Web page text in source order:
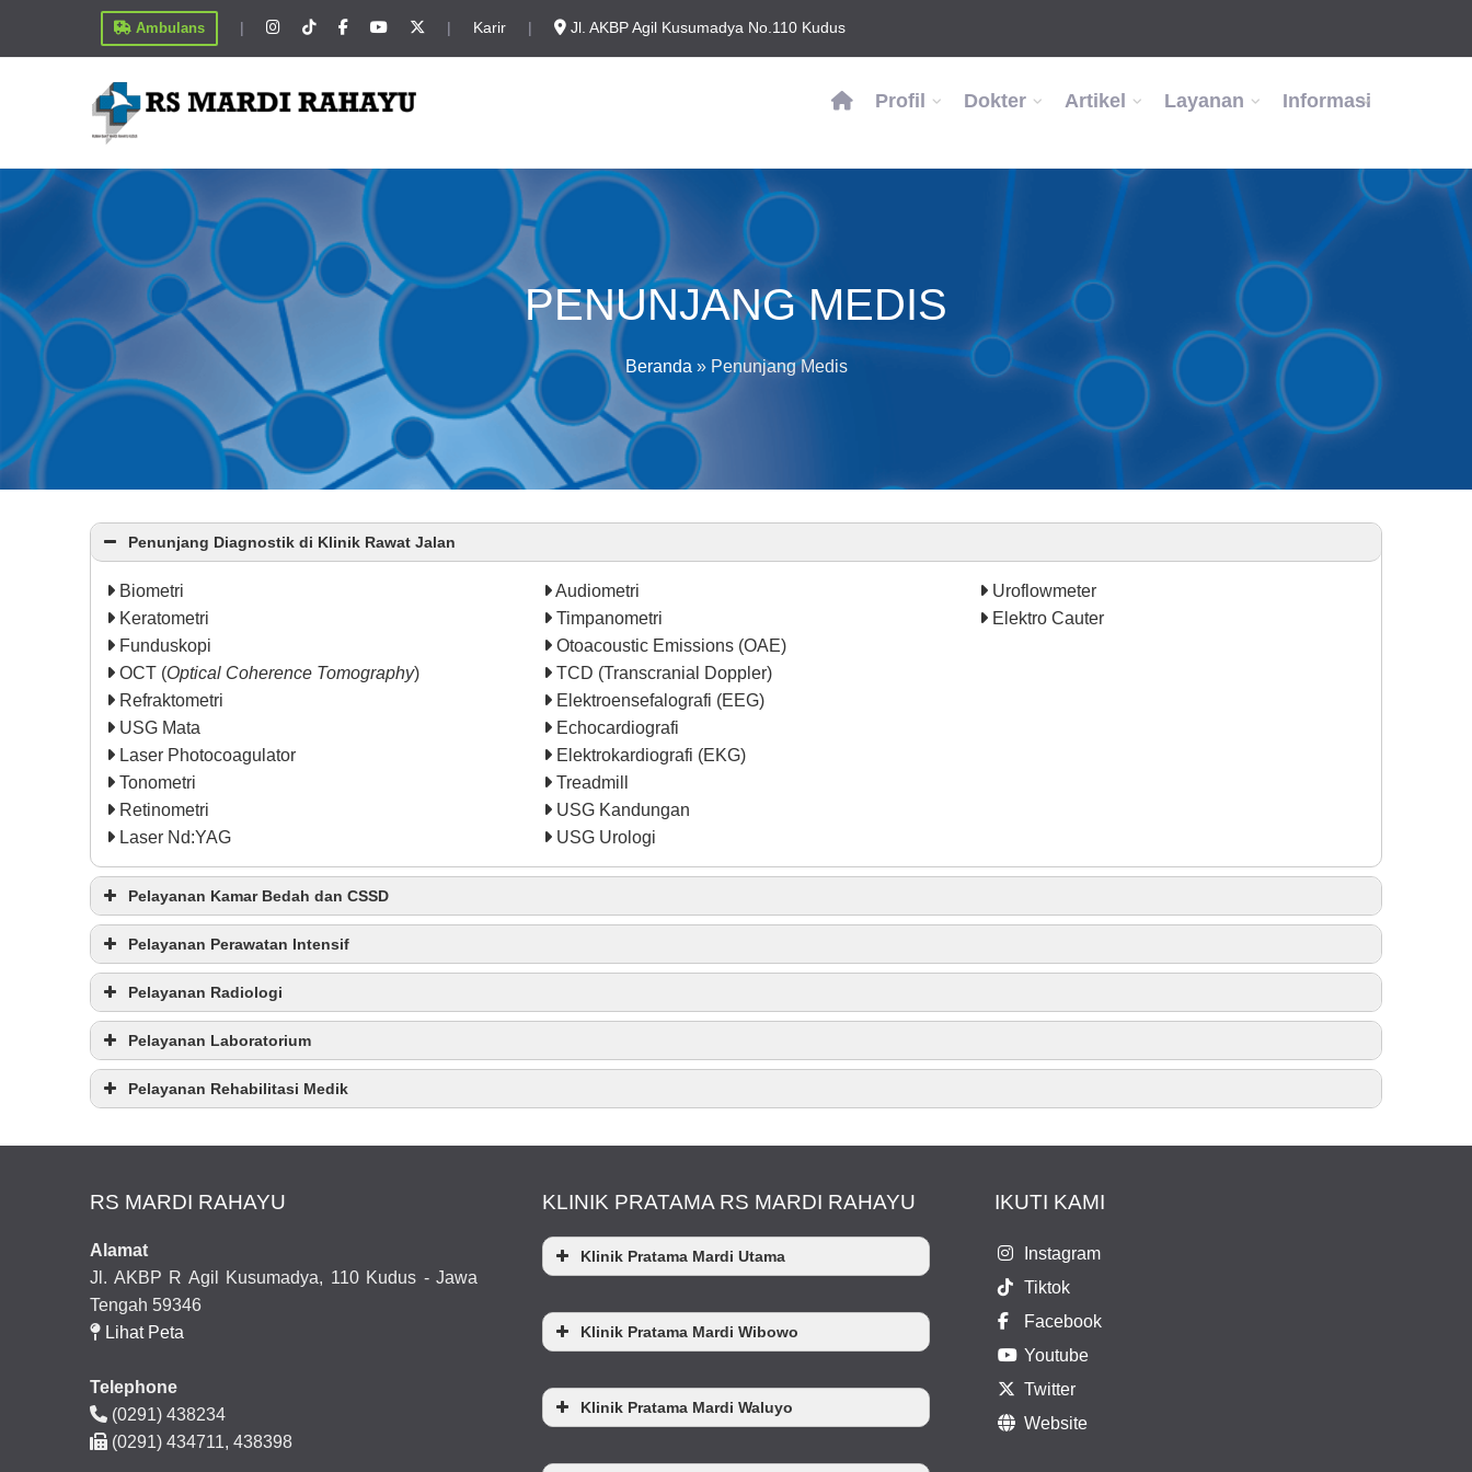
Ambulans | | Karir | Jl. AKBP Agil Kusumadya No.110 Kudus
Profil Dokter Artikel Layanan Informasi
PENUNJANG MEDIS
Beranda » Penunjang Medis
Penunjang Diagnostik di Klinik Rawat Jalan
Biometri
Keratometri
Funduskopi
OCT (Optical Coherence Tomography)
Refraktometri
USG Mata
Laser Photocoagulator
Tonometri
Retinometri
Laser Nd:YAG
Audiometri
Timpanometri
Otoacoustic Emissions (OAE)
TCD (Transcranial Doppler)
Elektroensefalografi (EEG)
Echocardiografi
Elektrokardiografi (EKG)
Treadmill
USG Kandungan
USG Urologi
Uroflowmeter
Elektro Cauter
Pelayanan Kamar Bedah dan CSSD
Laparaskopi
Endourologi
PCNL
C-Arm
Holmium Laser (RIRS)
Pelayanan Perawatan Intensif
Ventilator Dewasa
Ventilator Anak
Suction Central
Ventilator Bayi
Monitor Bedside
Pelayanan Radiologi
ESWL
Digital Substraction Angiography (DSA)
MSCT 128 Slices
USG 4 dimensi
Fluoroskopi
Pelayanan Laboratorium
Hematologi
Urinalisa
Pap smear
Kultur darah
Kultur urine
Pelayanan Rehabilitasi Medik
Sensori Integrasi
Proper Body Mekanik
Analisa Persiapan Kerja
Latihan Rileksasi
Analisa Intervensial Persepso
Psikomotor Pre Akademik/ Alademik Skill
Fungsi Tangan
Behaviour Wicara
RS MARDI RAHAYU
Alamat
Jl. AKBP R Agil Kusumadya, 110 Kudus - Jawa
Tengah 59346
Lihat Peta
Telephone
(0291) 438234
(0291) 434711, 438398
KLINIK PRATAMA RS MARDI RAHAYU
Klinik Pratama Mardi Utama
Klinik Pratama Mardi Wibowo
Klinik Pratama Mardi Waluyo
IKUTI KAMI
Instagram
Tiktok
Facebook
Youtube
Twitter
Website